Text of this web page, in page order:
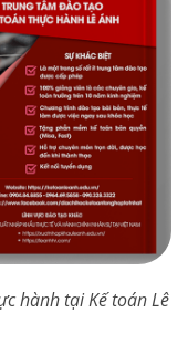
hành tại Kế toán Lê